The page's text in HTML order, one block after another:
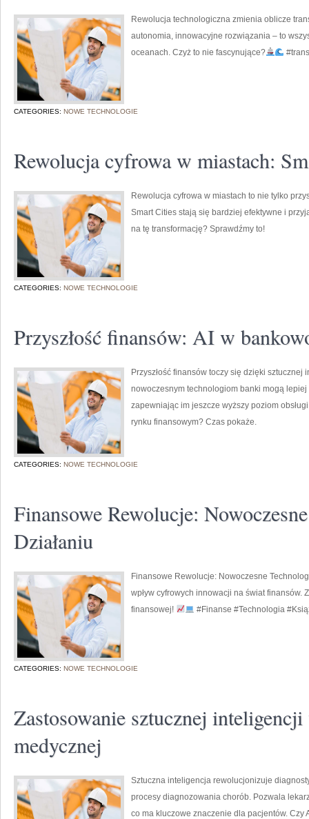
Rewolucja technologiczna zmienia oblicze
autonomia, innowacyjne rozwiązania – to
oceanach. Czyż to nie fascynujące?
CATEGORIES: NOWE TECHNOLOGIE
Rewolucja cyfrowa w miastach:
Rewolucja cyfrowa w miastach to nie tylko
Smart Cities stają się bardziej efektywne i
na tę transformację? Sprawdźmy to!
CATEGORIES: NOWE TECHNOLOGIE
Przyszłość finansów: AI w
Przyszłość finansów toczy się dzięki
nowoczesnym technologiom banki mogą
zapewniając im jeszcze wyższy poziom
rynku finansowym? Czas pokaże.
CATEGORIES: NOWE TECHNOLOGIE
Finansowe Rewolucje:
Działaniu
Finansowe Rewolucje: Nowoczesne
wpływ cyfrowych innowacji na świat
finansowej!
#Finanse #Technologia
CATEGORIES: NOWE TECHNOLOGIE
Zastosowanie sztucznej
medycznej
Sztuczna inteligencja rewolucjonizuje
procesy diagnozowania chorób. Pozwala
co ma kluczowe znaczenie dla pacjentów. Czy